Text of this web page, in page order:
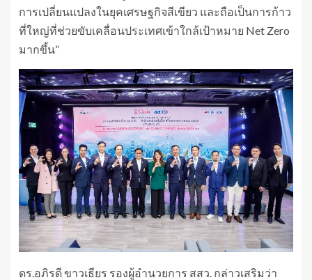
การเปลี่ยนแปลงในยุคเศรษฐกิจสีเขียว และถือเป็นการก้าว
ที่ใหญ่ที่ช่วยขับเคลื่อนประเทศเข้าใกล้เป้าหมาย Net Zero
มากขึ้น”
ดร.อภิรดี ขาวเธียร รองผู้อำนวยการ สสว. กล่าวเสริมว่า